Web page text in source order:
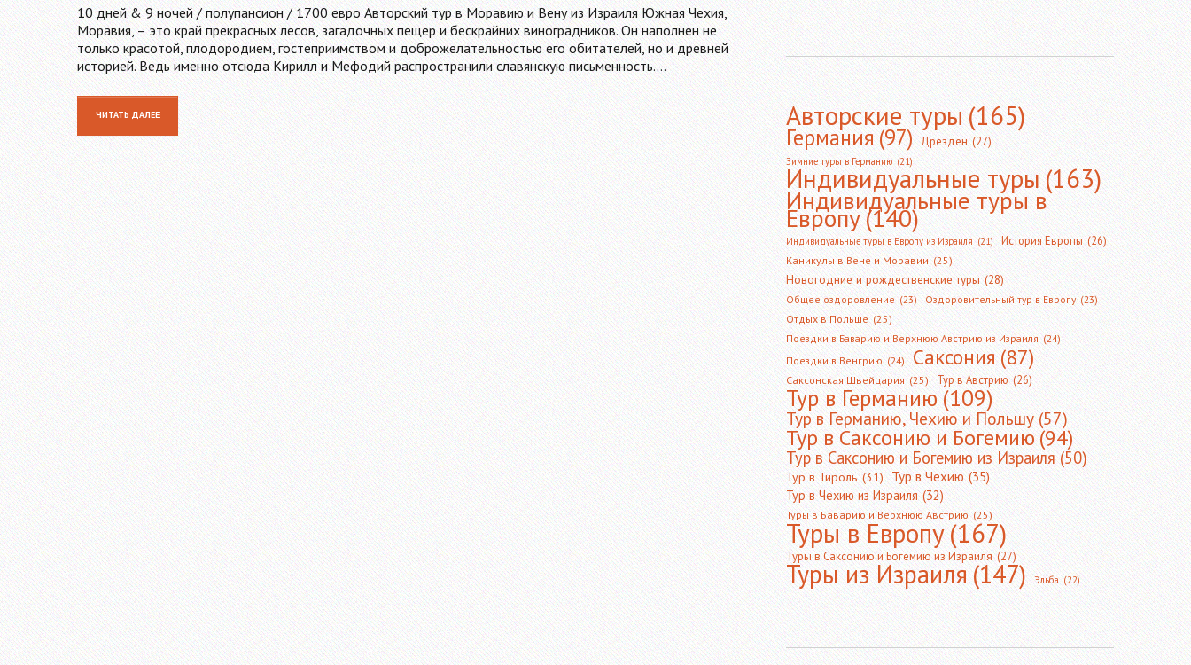
10 дней & 9 ночей / полупансион / 1700 евро Авторский тур в Моравию и Вену из Израиля Южная Чехия,
Моравия, – это край прекрасных лесов, загадочных пещер и бескрайних виноградников. Он наполнен не
только красотой, плодородием, гостеприимством и доброжелательностью его обитателей, но и древней
историей. Ведь именно отсюда Кирилл и Мефодий распространили славянскую письменность.…
ЧИТАТЬ ДАЛЕЕ Авторские туры(165)
Германия(97) Дрезден (27)
Зимние туры в Германию (21)
Индивидуальные туры(163)
Индивидуальные туры в
Европу(140)
Индивидуальные туры в Европу из Израиля (21) История Европы (26)
Каникулы в Вене и Моравии (25)
Новогодние и рождественские туры (28)
Общее оздоровление (23) Оздоровительный тур в Европу (23)
Отдых в Польше (25)
Поездки в Баварию и Верхнюю Австрию из Израиля (24)
Поездки в Венгрию (24) Саксония (87)
Саксонская Швейцария (25) Тур в Австрию (26)
Тур в Германию(109)
Тур в Германию, Чехию и Польшу (57)
Тур в Саксонию и Богемию(94)
Тур в Саксонию и Богемию из Израиля (50)
Тур в Тироль (31) Тур в Чехию (35)
Тур в Чехию из Израиля (32)
Туры в Баварию и Верхнюю Австрию (25)
Туры в Европу(167)
Туры в Саксонию и Богемию из Израиля (27)
Туры из Израиля(147) Эльба (22)